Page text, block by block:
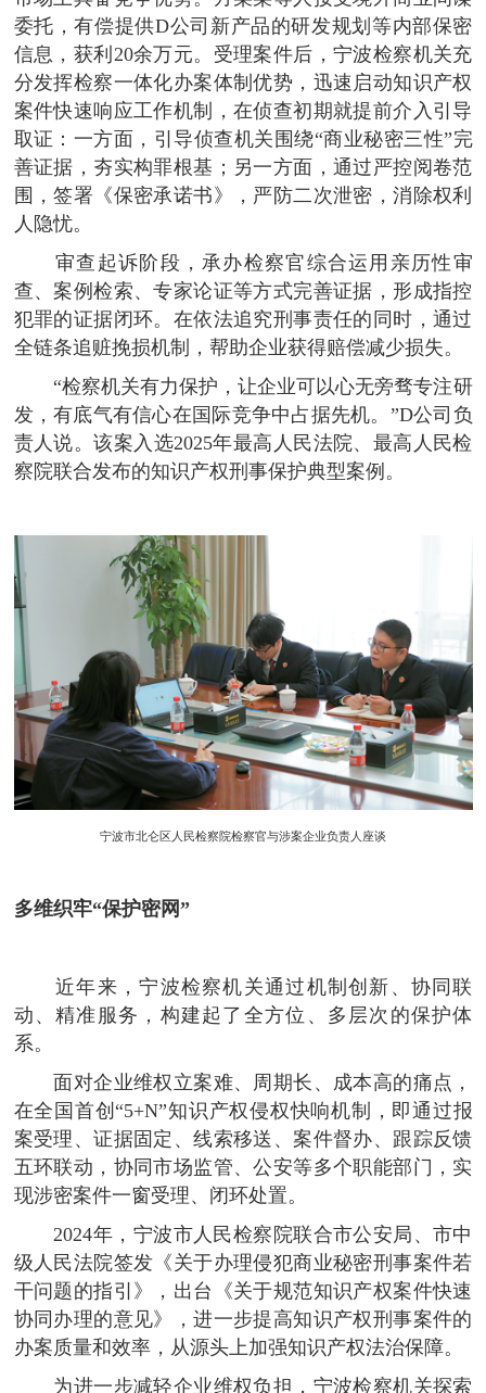
委托，有偿提供D公司新产品的研发规划等内部保密
信息，获利20余万元。受理案件后，宁波检察机关充
分发挥检察一体化办案体制优势，迅速启动知识产权
案件快速响应工作机制，在侦查初期就提前介入引导
取证：一方面，引导侦查机关围绕“商业秘密三性”完
善证据，夯实构罪根基；另一方面，通过严控阅卷范
围，签署《保密承诺书》，严防二次泄密，消除权利
人隐忧。
审查起诉阶段，承办检察官综合运用亲历性审
查、案例检索、专家论证等方式完善证据，形成指控
犯罪的证据闭环。在依法追究刑事责任的同时，通过
全链条追赃挽损机制，帮助企业获得赔偿减少损失。
“检察机关有力保护，让企业可以心无旁骛专注研
发，有底气有信心在国际竞争中占据先机。”D公司负
责人说。该案入选2025年最高人民法院、最高人民检
察院联合发布的知识产权刑事保护典型案例。
宁波市北仑区人民检察院检察官与涉案企业负责人座谈
多维织牢“保护密网”
近年来，宁波检察机关通过机制创新、协同联
动、精准服务，构建起了全方位、多层次的保护体
系。
面对企业维权立案难、周期长、成本高的痛点，
在全国首创“5+N”知识产权侵权快响机制，即通过报
案受理、证据固定、线索移送、案件督办、跟踪反馈
五环联动，协同市场监管、公安等多个职能部门，实
现涉密案件一窗受理、闭环处置。
2024年，宁波市人民检察院联合市公安局、市中
级人民法院签发《关于办理侵犯商业秘密刑事案件若
干问题的指引》，出台《关于规范知识产权案件快速
协同办理的意见》，进一步提高知识产权刑事案件的
办案质量和效率，从源头上加强知识产权法治保障。
为进一步减轻企业维权负担，宁波检察机关探索